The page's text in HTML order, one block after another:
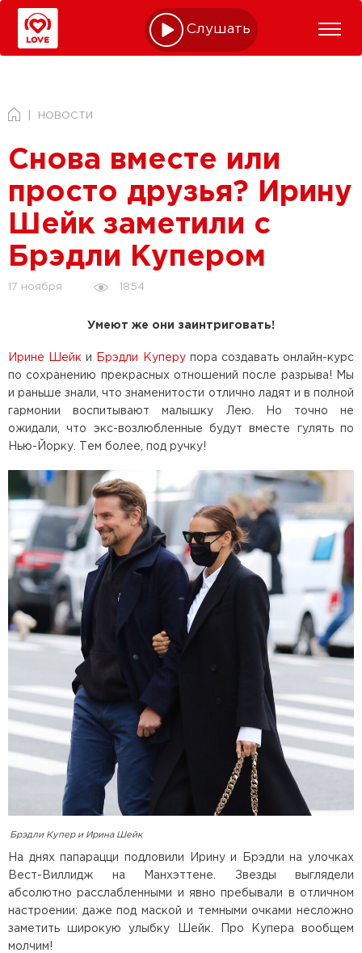
Слушать online
НОВОСТИ
Снова вместе или
просто друзья? Ирину
Шейк заметили с
Брэдли Купером
17 ноября 1854
Умеют же они заинтриговать!
Ирине Шейк и Брэдли Куперупора создавать онлайн-курс
по сохранению прекрасных отношений после разрыва! Мы
и раньше знали, что знаменитости отлично ладят и в полной
гармонии воспитывают малышку Лею. Но точно не
ожидали, что экс-возлюбленные будут вместе гулять по
Нью-Йорку. Тем более, под ручку!
Брэдли Купер и Ирина Шейк
На днях папарацци подловили Ирину и Брэдли на улочках
Вест-Виллидж на Манхэттене. Звезды выглядели
абсолютно расслабленными и явно пребывали в отличном
настроении: даже под маской и темными очками несложно
заметить широкую улыбку Шейк. Про Купера вообщем
молчим!